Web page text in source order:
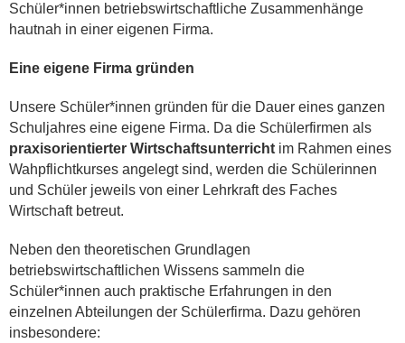
Schüler*innen betriebswirtschaftliche Zusammenhänge
hautnah in einer eigenen Firma.
Eine eigene Firma gründen
Unsere Schüler*innen gründen für die Dauer eines ganzen
Schuljahres eine eigene Firma. Da die Schülerfirmen als
praxisorientierter Wirtschaftsunterricht im Rahmen eines
Wahpflichtkurses angelegt sind, werden die Schülerinnen
und Schüler jeweils von einer Lehrkraft des Faches
Wirtschaft betreut.
Neben den theoretischen Grundlagen
betriebswirtschaftlichen Wissens sammeln die
Schüler*innen auch praktische Erfahrungen in den
einzelnen Abteilungen der Schülerfirma. Dazu gehören
insbesondere: